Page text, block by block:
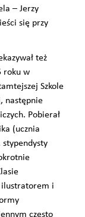
– Jerzy
się przy
też
roku w
Szkole
następnie
Pobierał
(ucznia
ilustratorem i
często